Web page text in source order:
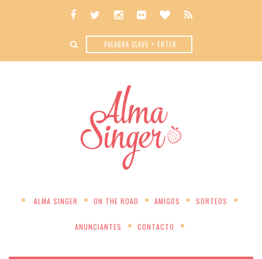
ALMA SINGER ON THE ROAD AMIGOS SORTEOS
ANUNCIANTES CONTACTO